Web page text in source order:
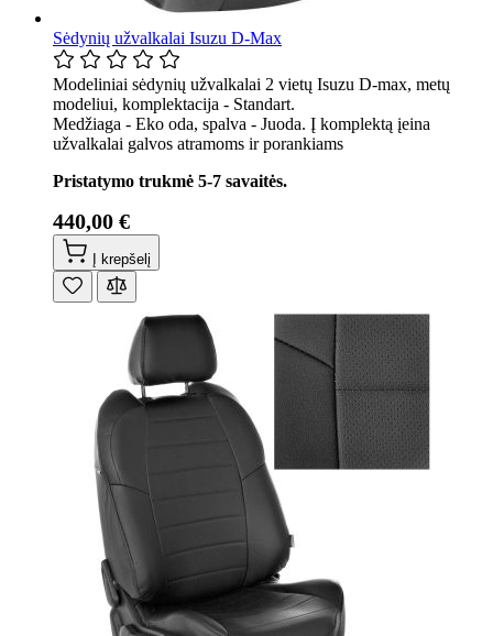
Sėdynių užvalkalai Isuzu D-Max
Modeliniai sėdynių užvalkalai 2 vietų Isuzu D-max, metų
modeliui, komplektacija - Standart.
Medžiaga - Eko oda, spalva - Juoda. Į komplektą įeina
užvalkalai galvos atramoms ir porankiams
Pristatymo trukmė 5-7 savaitės.
440,00 €
Į krepšelį